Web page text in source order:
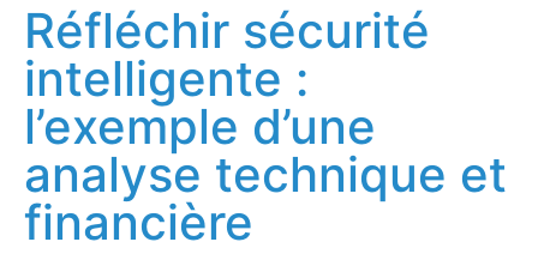
Réfléchir sécurité
intelligente :
l’exemple d’une
analyse technique et
financière